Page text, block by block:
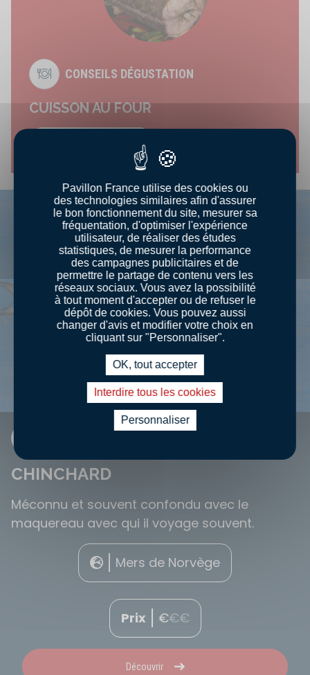
CONSEILS DÉGUSTATION
CUISSON AU FOUR
CHINCHARD
Méconnu et souvent confondu avec le
maquereau avec qui il voyage souvent.
Mers de Norvège
Prix €€€
Découvrir
Pavillon France utilise des cookies ou
des technologies similaires afin d'assurer
le bon fonctionnement du site, mesurer sa
fréquentation, d'optimiser l'expérience
utilisateur, de réaliser des études
statistiques, de mesurer la performance
des campagnes publicitaires et de
permettre le partage de contenu vers les
réseaux sociaux. Vous avez la possibilité
à tout moment d'accepter ou de refuser le
dépôt de cookies. Vous pouvez aussi
changer d'avis et modifier votre choix en
cliquant sur "Personnaliser".
OK, tout accepter
Interdire tous les cookies
Personnaliser